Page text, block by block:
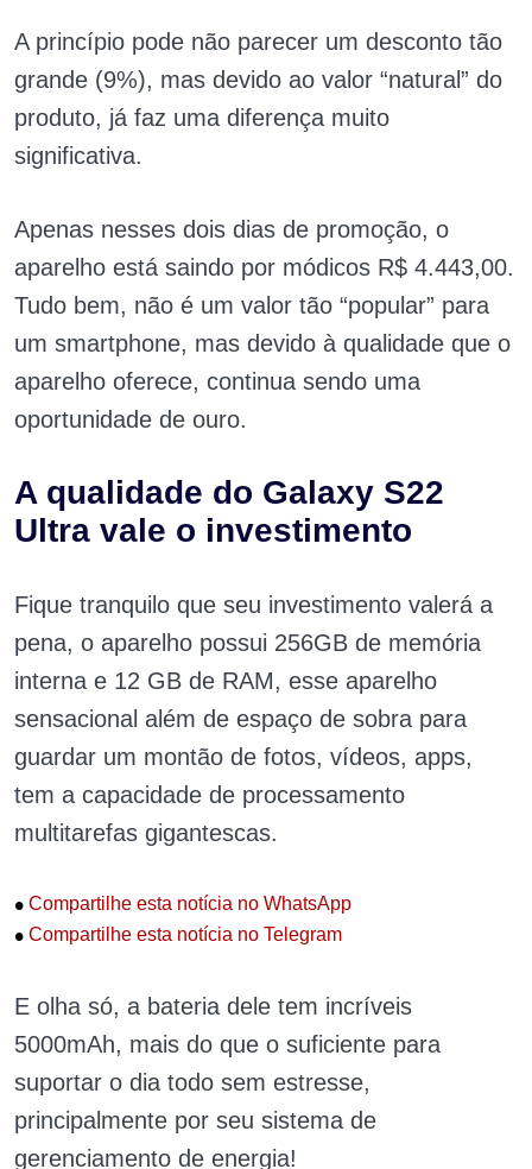
A princípio pode não parecer um desconto tão
grande (9%), mas devido ao valor “natural” do
produto, já faz uma diferença muito
significativa.
Apenas nesses dois dias de promoção, o
aparelho está saindo por módicos R$ 4.443,00.
Tudo bem, não é um valor tão “popular” para
um smartphone, mas devido à qualidade que o
aparelho oferece, continua sendo uma
oportunidade de ouro.
A qualidade do Galaxy S22
Ultra vale o investimento
Fique tranquilo que seu investimento valerá a
pena, o aparelho possui 256GB de memória
interna e 12 GB de RAM, esse aparelho
sensacional além de espaço de sobra para
guardar um montão de fotos, vídeos, apps,
tem a capacidade de processamento
multitarefas gigantescas.
• Compartilhe esta notícia no WhatsApp
• Compartilhe esta notícia no Telegram
E olha só, a bateria dele tem incríveis
5000mAh, mais do que o suficiente para
suportar o dia todo sem estresse,
principalmente por seu sistema de
gerenciamento de energia!